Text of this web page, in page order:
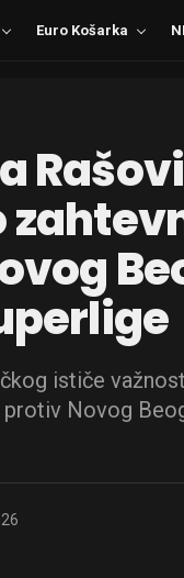
Euro Košarka
ističe
Novog